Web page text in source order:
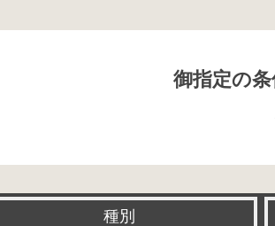
御指定の
種別